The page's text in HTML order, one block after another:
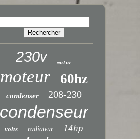
230v motor
moteur 60hz
condenser 208-230
condenseur
volts radiateur 14hp